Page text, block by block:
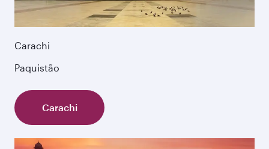
Carachi
Paquistão
Carachi